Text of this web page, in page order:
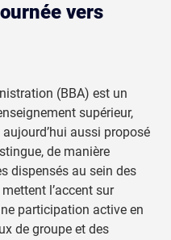
vers
(BBA) est un
supérieur,
aussi proposé
de manière
dispensés au sein des
l’accent sur
participation active en
de groupe et des